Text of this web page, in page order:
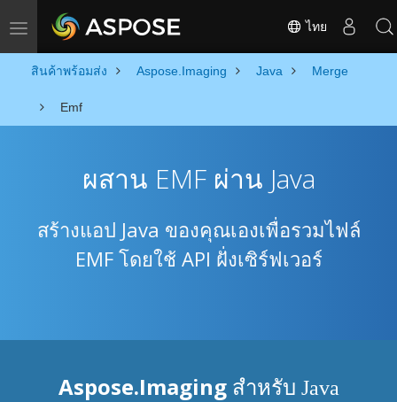
Toggle navigation ไทย
สินค้าพร้อมส่ง Aspose.Imaging Java Merge
Emf
ผสาน EMF ผ่าน Java
สร้างแอป Java ของคุณเองเพื่อรวมไฟล์
EMF โดยใช้ API ฝั่งเซิร์ฟเวอร์
Aspose.Imaging สำหรับ Java